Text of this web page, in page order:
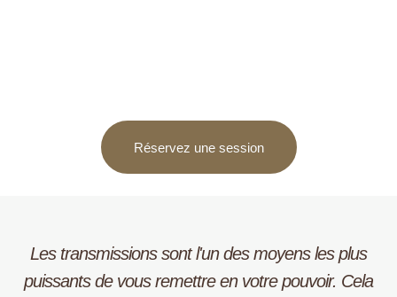
Réservez une session
Les transmissions sont l'un des moyens les plus
puissants de vous remettre en votre pouvoir. Cela